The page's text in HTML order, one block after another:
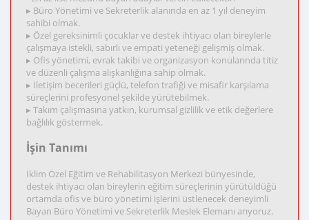
▸ Büro Yönetimi ve Sekreterlik alanında en az 1 yıl deneyim
sahibi olmak.
▸ Özel gereksinimli çocuklar ve destek ihtiyacı olan bireylerle
çalışmaya istekli, sabırlı ve empati yeteneği gelişmiş olmak.
▸ Ofis yönetimi, evrak takibi ve organizasyon konularında titiz
ve düzenli çalışma alışkanlığına sahip olmak.
▸ İletişim becerileri güçlü, telefon trafiği ve misafir karşılama
süreçlerini profesyonel şekilde yürütebilmek.
▸ Takım çalışmasına yatkın, kurumsal gizlilik ve etik değerlere
bağlılık göstermek.
İşin Tanımı
İklim Özel Eğitim ve Rehabilitasyon Merkezi bünyesinde,
destek ihtiyacı olan bireylerin eğitim süreçlerinin yürütüldüğü
ortamda ofis ve büro yönetimi işlerini üstlenecek deneyimli
Bayan Büro Yönetimi ve Sekreterlik Meslek Elemanı arıyoruz.